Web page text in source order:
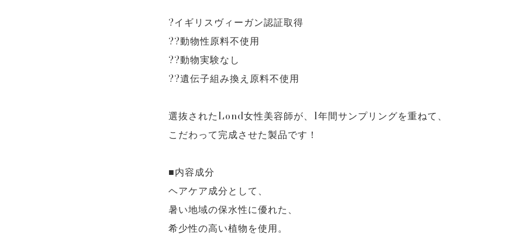
?イギリスヴィーガン認証取得
??動物性原料不使用
??動物実験なし
??遺伝子組み換え原料不使用
選抜されたLond女性美容師が、1年間サンプリングを重ねて、
こだわって完成させた製品です！
■内容成分
ヘアケア成分として、
暑い地域の保水性に優れた、
希少性の高い植物を使用。